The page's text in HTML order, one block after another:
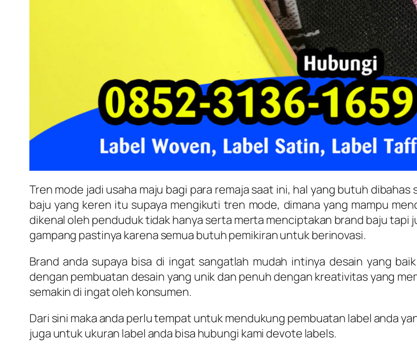
Tren mode jadi usaha maju bagi para remaja saat ini, hal yang butuh
baju yang keren itu supaya mengikuti tren mode, dimana yang mampu
dikenal oleh penduduk tidak hanya serta merta menciptakan brand baju tapi
gampang pastinya karena semua butuh pemikiran untuk berinovasi.
Brand anda supaya bisa di ingat sangatlah mudah intinya desain yang
dengan pembuatan desain yang unik dan penuh dengan kreativitas yang
semakin di ingat oleh konsumen.
Dari sini maka anda perlu tempat untuk mendukung pembuatan label anda
juga untuk ukuran label anda bisa hubungi kami devote labels.